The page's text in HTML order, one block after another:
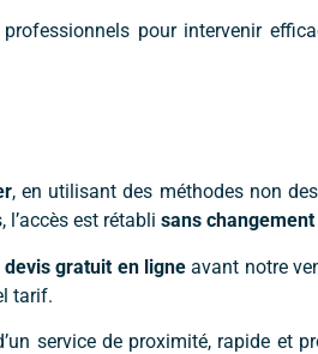
pour intervenir
, en utilisant des méthodes non
est rétabli sans
devis gratuit en ligne avant notre
tarif.
service de proximité, rapide et